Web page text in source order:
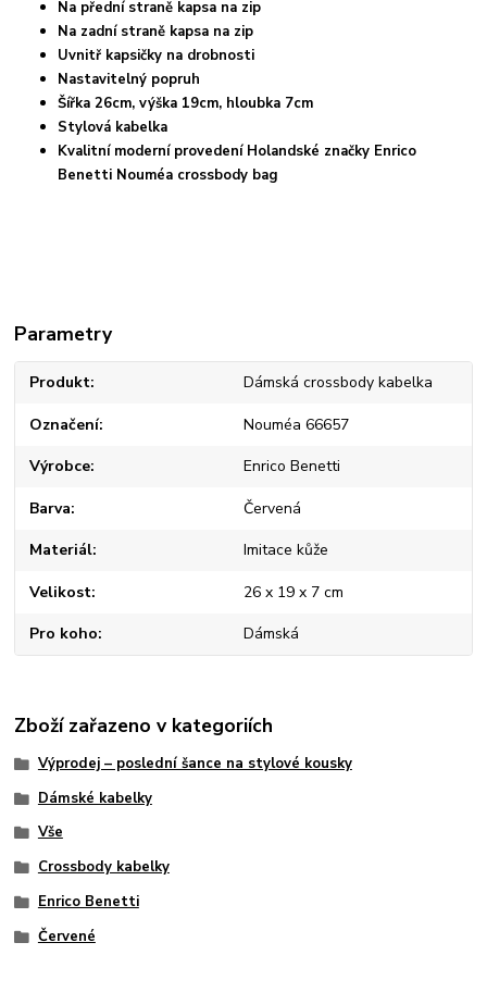
Na přední straně kapsa na zip
Na zadní straně kapsa na zip
Uvnitř kapsičky na drobnosti
Nastavitelný popruh
Šířka 26cm, výška 19cm, hloubka 7cm
Stylová kabelka
Kvalitní moderní provedení Holandské značky Enrico
Benetti Nouméa crossbody bag
Parametry
Produkt Dámská crossbody kabelka
Označení Nouméa 66657
Výrobce Enrico Benetti
Barva Červená
Materiál Imitace kůže
Velikost 26 x 19 x 7 cm
Pro koho Dámská
Zboží zařazeno v kategoriích
Výprodej – poslední šance na stylové kousky
Dámské kabelky
Vše
Crossbody kabelky
Enrico Benetti
Červené